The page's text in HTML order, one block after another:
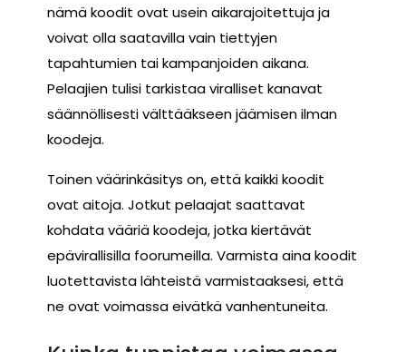
nämä koodit ovat usein aikarajoitettuja ja
voivat olla saatavilla vain tiettyjen
tapahtumien tai kampanjoiden aikana.
Pelaajien tulisi tarkistaa viralliset kanavat
säännöllisesti välttääkseen jäämisen ilman
koodeja.
Toinen väärinkäsitys on, että kaikki koodit
ovat aitoja. Jotkut pelaajat saattavat
kohdata vääriä koodeja, jotka kiertävät
epävirallisilla foorumeilla. Varmista aina koodit
luotettavista lähteistä varmistaaksesi, että
ne ovat voimassa eivätkä vanhentuneita.